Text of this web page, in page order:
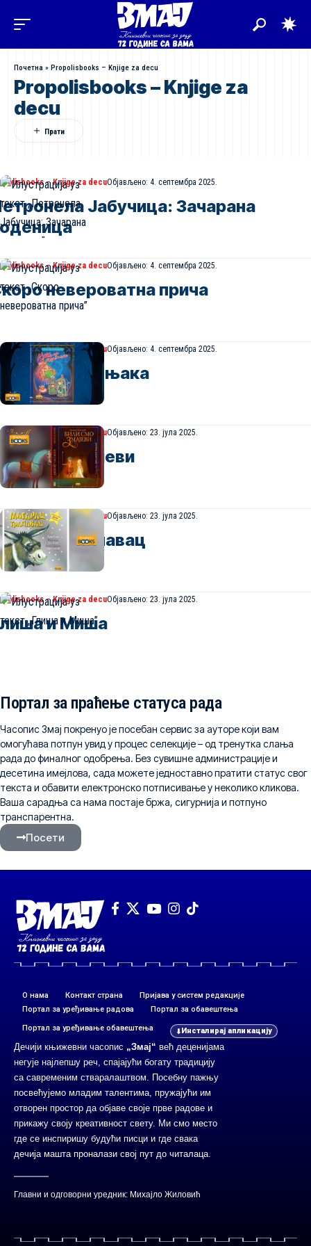
Почетна » Propolisbooks – Knjige za decu
Propolisbooks – Knjige za
decu
– Knjige za decuОбјављено: 4. септембра 2025.
Јабучица: Зачарана
– Knjige za decuОбјављено: 4. септембра 2025.
невероватна прича
– Knjige za decuОбјављено: 4. септембра 2025.
од медењака
– Knjige za decuОбјављено: 23. јула 2025.
смо змајеви
– Knjige za decuОбјављено: 23. јула 2025.
трапавац
– Knjige za decuОбјављено: 23. јула 2025.
и Миша
Портал за праћење статуса рада
Часопис Змај покренуо је посебан сервис за ауторе који вам
омогућава потпун увид у процес селекције – од тренутка слања
рада до финалног одобрења. Без сувишне администрације и
десетина имејлова, сада можете једноставно пратити статус свог
текста и обавити електронско потписивање у неколико кликова.
Ваша сарадња са нама постаје бржа, сигурнија и потпуно
транспарентна.
Посети
О нама Контакт страна
Пријава у систем редакције
Портал за уређивање радова
Портал за обавештења
Портал за уређивање обавештења Инсталирај апликацију
Дечији књижевни часопис „Змај“ већ деценијама
негује најлепшу реч, спајајући богату традицију
са савременим стваралаштвом. Посебну пажњу
посвећујемо младим талентима, пружајући им
отворен простор да објаве своје прве радове и
прикажу своју креативност свету. Ми смо место
где се инспиришу будући писци и где свака
дечија машта проналази свој пут до читалаца.
Главни и одговорни уредник: Михајло Жиловић